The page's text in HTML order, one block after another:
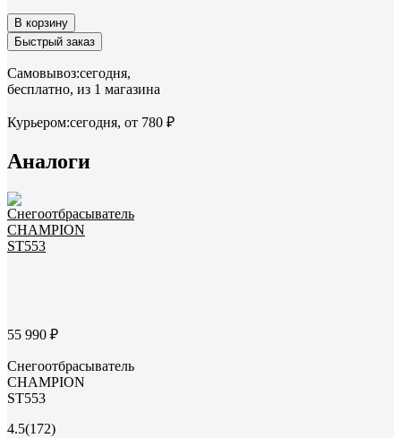
В корзину
Быстрый заказ
Самовывоз:сегодня,
бесплатно, из 1 магазина
Курьером:сегодня, от 780 ₽
Аналоги
55 990 ₽
Снегоотбрасыватель
CHAMPION
ST553
4.5(172)